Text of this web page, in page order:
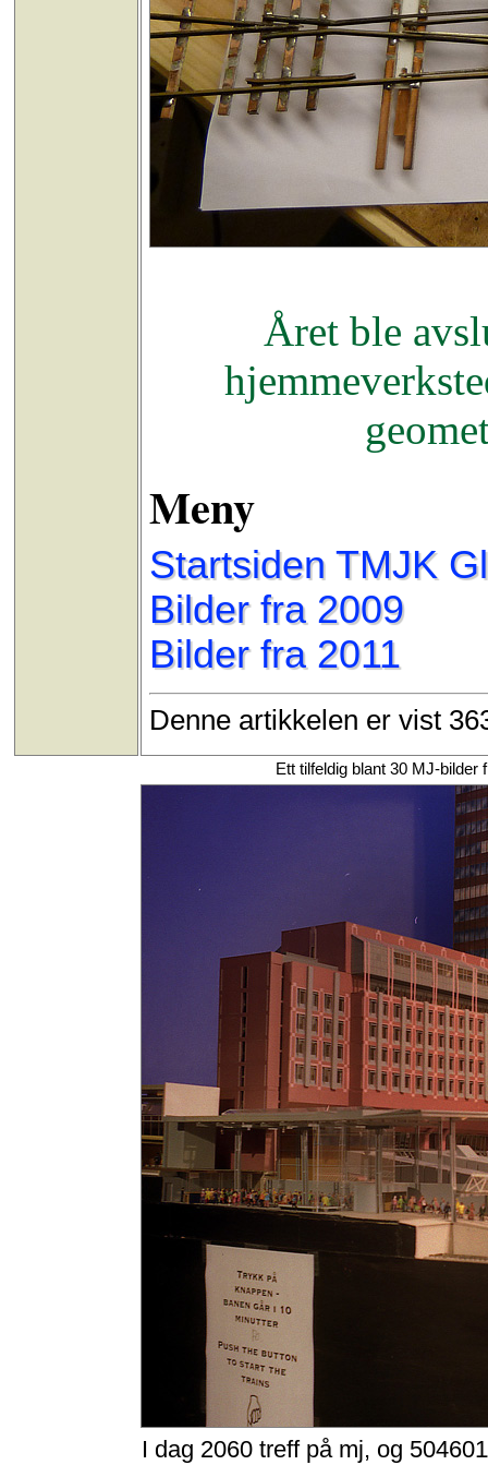
Året ble
Meny
Startsiden TMJK
Bilder fra 2009
Bilder fra 2011
Denne artikkelen er vist
Ett tilfeldig blant 30 MJ-
I dag 2060 treff på mj, og